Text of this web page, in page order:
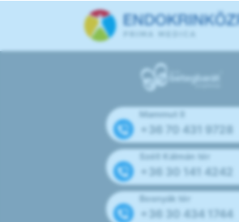
Mammut II
+36 70 431 9728
Széll Kálmán tér
+36 30 141 4242
Bosnyák tér
+36 30 434 1744